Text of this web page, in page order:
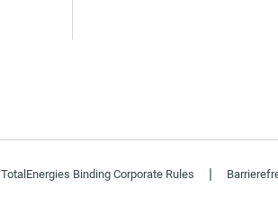
TotalEnergies Binding Corporate Rules